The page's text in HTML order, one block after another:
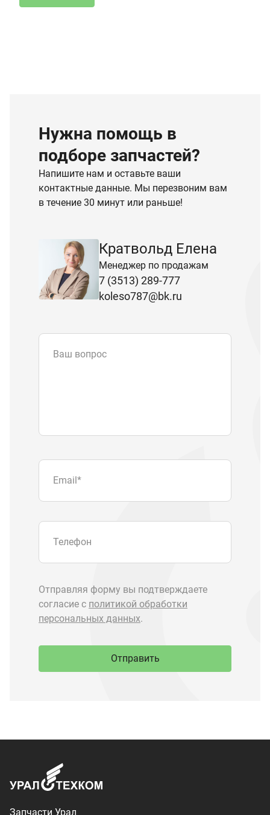
Нужна помощь в
подборе запчастей?
Напишите нам и оставьте ваши
контактные данные. Мы перезвоним вам
в течение 30 минут или раньше!
Кратвольд Елена
Менеджер по продажам
7 (3513) 289-777
koleso787@bk.ru
Ваш вопрос
Запчасти Урал
Запчасти Камаз
Спецпредложения
Доставка и оплата